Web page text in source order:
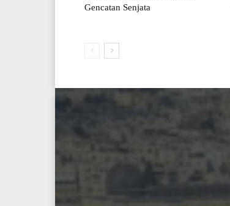
Gencatan Senjata